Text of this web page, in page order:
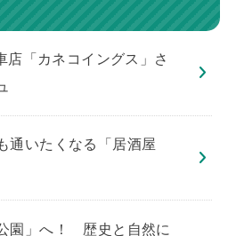
店「カネコイングス」さ
通いたくなる「居酒屋
園」へ！ 歴史と自然に